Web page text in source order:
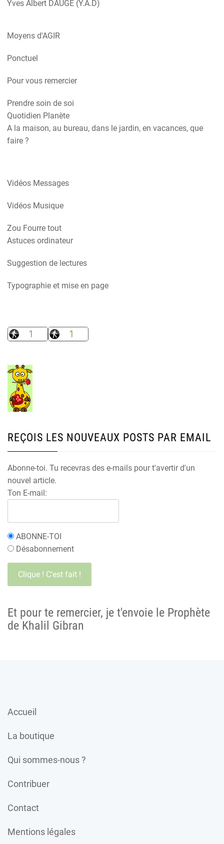
Yves Albert DAUGE (Y.A.D)
Moyens d'AGIR
Ponctuel
Pour vous remercier
Prendre soin de soi
Quotidien Planète
A la maison, au bureau, dans le jardin, en vacances, que
faire ?
Vidéos Messages
Vidéos Musique
Zou Fourre tout
Astuces ordinateur
Suggestion de lectures
Typographie et mise en page
REÇOIS LES NOUVEAUX POSTS PAR EMAIL
Abonne-toi. Tu recevras des e-mails pour t'avertir d'un
nouvel article.
Ton E-mail:
ABONNE-TOI
Désabonnement
Et pour te remercier, je t'envoie le Prophète
de Khalil Gibran
Accueil
La boutique
Qui sommes-nous ?
Contribuer
Contact
Mentions légales